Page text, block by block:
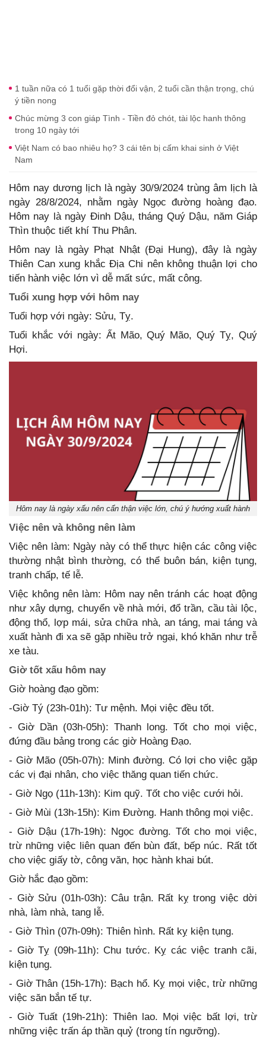
1 tuần nữa có 1 tuổi gặp thời đổi vận, 2 tuổi cần thận trọng, chú
ý tiền nong
Chúc mừng 3 con giáp Tình - Tiền đỏ chót, tài lộc hanh thông
trong 10 ngày tới
Việt Nam có bao nhiêu họ? 3 cái tên bị cấm khai sinh ở Việt
Nam
Hôm nay dương lịch là ngày 30/9/2024 trùng âm lịch là
ngày 28/8/2024, nhằm ngày Ngọc đường hoàng đạo.
Hôm nay là ngày Đinh Dậu, tháng Quý Dậu, năm Giáp
Thìn thuộc tiết khí Thu Phân.
Hôm nay là ngày Phạt Nhật (Đại Hung), đây là ngày
Thiên Can xung khắc Địa Chi nên không thuận lợi cho
tiến hành việc lớn vì dễ mất sức, mất công.
Tuổi xung hợp với hôm nay
Tuổi hợp với ngày: Sửu, Tỵ.
Tuổi khắc với ngày: Ất Mão, Quý Mão, Quý Tỵ, Quý
Hợi.
Hôm nay là ngày xấu nên cẩn thận việc lớn, chú ý hướng xuất hành
Việc nên và không nên làm
Việc nên làm: Ngày này có thể thực hiện các công việc
thường nhật bình thường, có thể buôn bán, kiện tụng,
tranh chấp, tế lễ.
Việc không nên làm: Hôm nay nên tránh các hoạt động
như xây dựng, chuyển về nhà mới, đổ trần, cầu tài lộc,
động thổ, lợp mái, sửa chữa nhà, an táng, mai táng và
xuất hành đi xa sẽ gặp nhiều trở ngại, khó khăn như trễ
xe tàu.
Giờ tốt xấu hôm nay
Giờ hoàng đạo gồm:
-Giờ Tý (23h-01h): Tư mệnh. Mọi việc đều tốt.
- Giờ Dần (03h-05h): Thanh long. Tốt cho mọi việc,
đứng đầu bảng trong các giờ Hoàng Đạo.
- Giờ Mão (05h-07h): Minh đường. Có lợi cho việc gặp
các vị đại nhân, cho việc thăng quan tiến chức.
- Giờ Ngọ (11h-13h): Kim quỹ. Tốt cho việc cưới hỏi.
- Giờ Mùi (13h-15h): Kim Đường. Hanh thông mọi việc.
- Giờ Dậu (17h-19h): Ngọc đường. Tốt cho mọi việc,
trừ những việc liên quan đến bùn đất, bếp núc. Rất tốt
cho việc giấy tờ, công văn, học hành khai bút.
Giờ hắc đạo gồm:
- Giờ Sửu (01h-03h): Câu trận. Rất kỵ trong việc dời
nhà, làm nhà, tang lễ.
- Giờ Thìn (07h-09h): Thiên hình. Rất kỵ kiện tụng.
- Giờ Tỵ (09h-11h): Chu tước. Kỵ các việc tranh cãi,
kiện tụng.
- Giờ Thân (15h-17h): Bạch hổ. Kỵ mọi việc, trừ những
việc săn bắn tế tự.
- Giờ Tuất (19h-21h): Thiên lao. Mọi việc bất lợi, trừ
những việc trấn áp thần quỷ (trong tín ngưỡng).